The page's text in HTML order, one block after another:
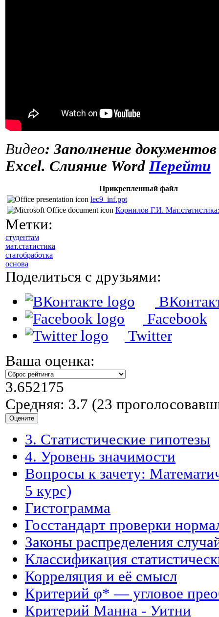
Видео: Заполнение
Excel. Слияние Word Перейти
Прикрепленный файл
lec9_inf.ppt
Корнилов Г.И.
Метки:
студентам
мат.статистика
статобработка
основа
Поделиться с друзьями:
Facebook
Twitter
Ваша оценка:
3.652175
Средняя: 3.7 (23
3. Статистические гипотезы
4. Уровень значимости
Вопросы к зачету:
5 курс)
Гистограмма
Госстандарт проверки
Законы распределения
Классификация
Корреляция и её смысл
Критерий φ* — угловое
Критерий Манна - Уитни